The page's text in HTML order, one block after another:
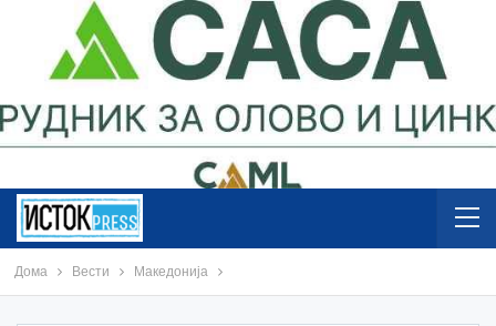
Дома Вести Македонија